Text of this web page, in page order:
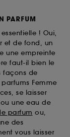
PARFUM
! Oui,
et de fond, un
une empreinte
faut-il bien le
façons de
Femme
se laisser
une eau de
parfum ou,
des
vous laisser